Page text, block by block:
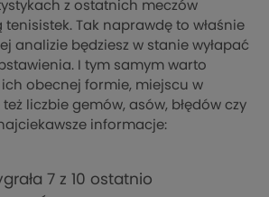
z ostatnich meczów
Tak naprawdę to właśnie
analizie będziesz w stanie wyłapać
I tym samym warto
ich obecnej formie, miejscu w
liczbie gemów, asów, błędów czy
informacje:
7 z 10 ostatnio